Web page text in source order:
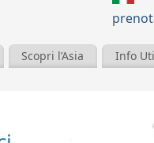
Scopri l’Asia Info